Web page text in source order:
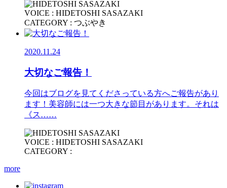
VOICE : HIDETOSHI SASAZAKI
CATEGORY : つぶやき
2020.11.24
大切なご報告！
今回はブログを見てくださっている方へご報告があり
ます！美容師には一つ大きな節目があります。それは
《ス……
VOICE : HIDETOSHI SASAZAKI
CATEGORY :
more